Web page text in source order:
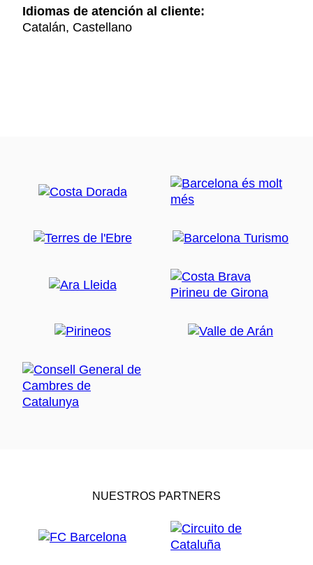
Idiomas de atención al cliente:
Catalán, Castellano
NUESTROS PARTNERS